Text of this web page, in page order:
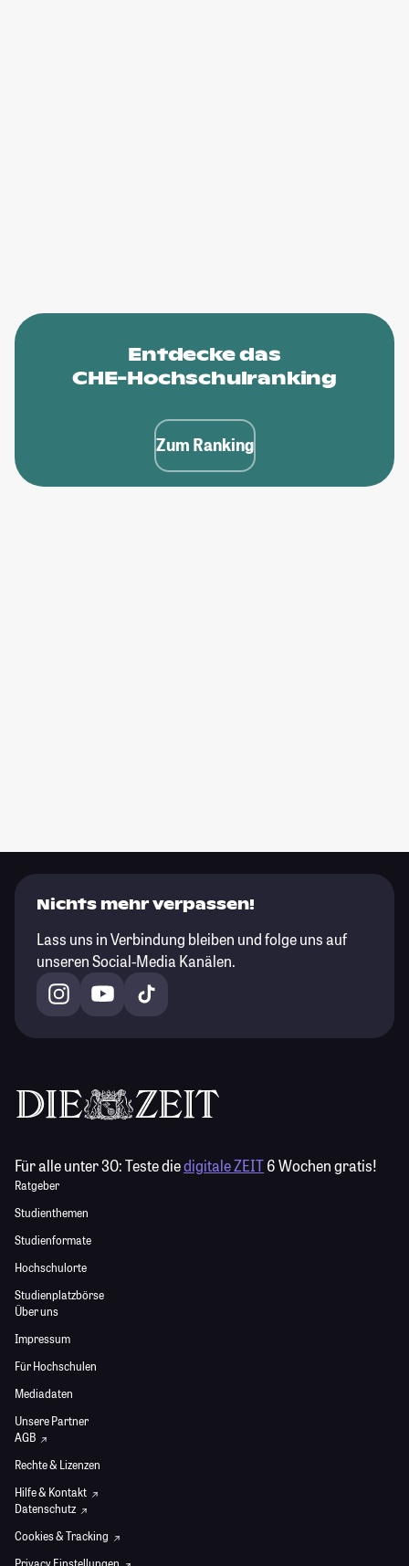
Entdecke das
CHE-Hochschulranking
Zum Ranking
Nichts mehr verpassen!
Lass uns in Verbindung bleiben und folge uns auf
unseren Social-Media Kanälen.
Für alle unter 30:Teste diedigitale ZEIT6 Wochen gratis!
Ratgeber
Studienthemen
Studienformate
Hochschulorte
Studienplatzbörse
Über uns
Impressum
Für Hochschulen
Mediadaten
Unsere Partner
AGB
Rechte & Lizenzen
Hilfe & Kontakt
Datenschutz
Cookies & Tracking